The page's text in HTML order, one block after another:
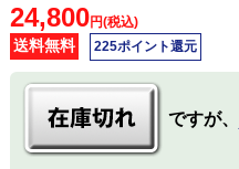
24,800円(税込)
送料無料 225ポイント還元
ですが、